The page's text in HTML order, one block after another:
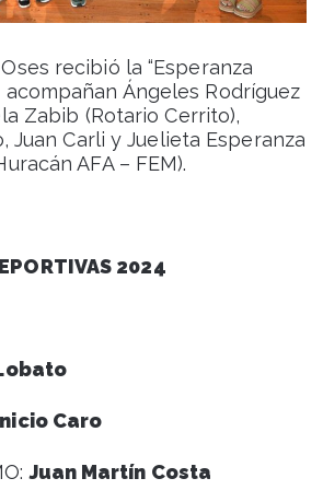
recibió la “Esperanza
acompañan Ángeles Rodríguez
Zabib (Rotario Cerrito),
Juan Carli y Juelieta Esperanza
AFA – FEM).
2024
Caro
Juan Martín Costa